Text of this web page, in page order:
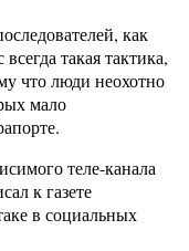
как
такая тактика,
что люди неохотно
мало
теле-канала
к газете
в социальных